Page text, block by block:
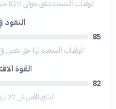
الولايات المتحدة تنفق حوالي 820 مليار دولار سنوياً، بينما الاتحاد الأوروبي حوالي 250 مليار
النفوذ
85
الولايات المتحدة لها حق نقض
القوة
82
الناتج الأمريكي 27 تريليون، الأوروبي 17 تريليون دولار تقريباً